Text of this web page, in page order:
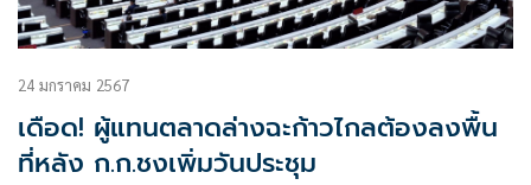
24 มกราคม 2567
เดือด! ผู้แทนตลาดล่างฉะก้าวไกลต้องลงพื้น
ที่หลัง ก.ก.ชงเพิ่มวันประชุม